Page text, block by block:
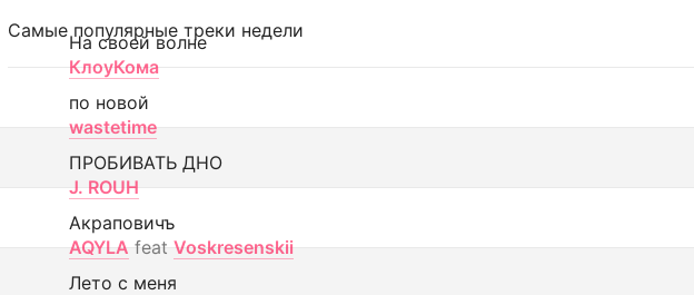
Самые популярные треки недели
На своей волне
КлоуКома
по новой
wastetime
ПРОБИВАТЬ ДНО
J. ROUH
Акраповичъ
AQYLA feat Voskresenskii
Лето с меня